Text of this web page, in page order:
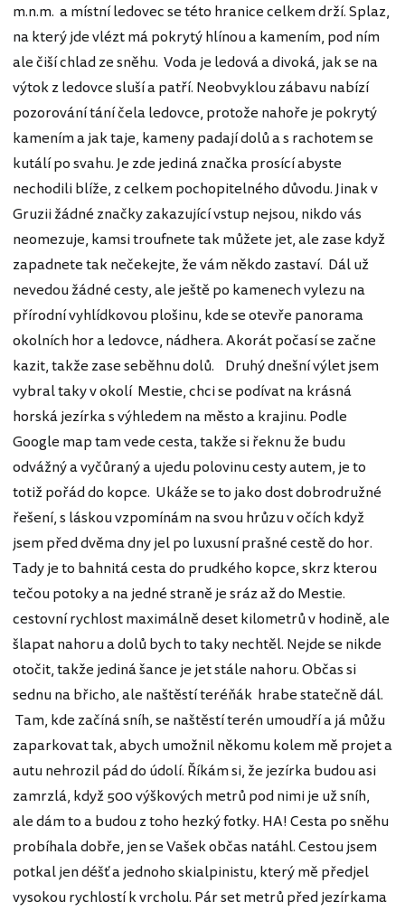
m.n.m. a místní ledovec se této hranice celkem drží. Splaz,
na který jde vlézt má pokrytý hlínou a kamením, pod ním
ale čiší chlad ze sněhu. Voda je ledová a divoká, jak se na
výtok z ledovce sluší a patří. Neobvyklou zábavu nabízí
pozorování tání čela ledovce, protože nahoře je pokrytý
kamením a jak taje, kameny padají dolů a s rachotem se
kutálí po svahu. Je zde jediná značka prosící abyste
nechodili blíže, z celkem pochopitelného důvodu. Jinak v
Gruzii žádné značky zakazující vstup nejsou, nikdo vás
neomezuje, kamsi troufnete tak můžete jet, ale zase když
zapadnete tak nečekejte, že vám někdo zastaví. Dál už
nevedou žádné cesty, ale ještě po kamenech vylezu na
přírodní vyhlídkovou plošinu, kde se otevře panorama
okolních hor a ledovce, nádhera. Akorát počasí se začne
kazit, takže zase seběhnu dolů. Druhý dnešní výlet jsem
vybral taky v okolí Mestie, chci se podívat na krásná
horská jezírka s výhledem na město a krajinu. Podle
Google map tam vede cesta, takže si řeknu že budu
odvážný a vyčůraný a ujedu polovinu cesty autem, je to
totiž pořád do kopce. Ukáže se to jako dost dobrodružné
řešení, s láskou vzpomínám na svou hrůzu v očích když
jsem před dvěma dny jel po luxusní prašné cestě do hor.
Tady je to bahnitá cesta do prudkého kopce, skrz kterou
tečou potoky a na jedné straně je sráz až do Mestie.
cestovní rychlost maximálně deset kilometrů v hodině, ale
šlapat nahoru a dolů bych to taky nechtěl. Nejde se nikde
otočit, takže jediná šance je jet stále nahoru. Občas si
sednu na břicho, ale naštěstí teréňák hrabe statečně dál.
Tam, kde začíná sníh, se naštěstí terén umoudří a já můžu
zaparkovat tak, abych umožnil někomu kolem mě projet a
autu nehrozil pád do údolí. Říkám si, že jezírka budou asi
zamrzlá, když 500 výškových metrů pod nimi je už sníh,
ale dám to a budou z toho hezký fotky. HA! Cesta po sněhu
probíhala dobře, jen se Vašek občas natáhl. Cestou jsem
potkal jen déšť a jednoho skialpinistu, který mě předjel
vysokou rychlostí k vrcholu. Pár set metrů před jezírkama